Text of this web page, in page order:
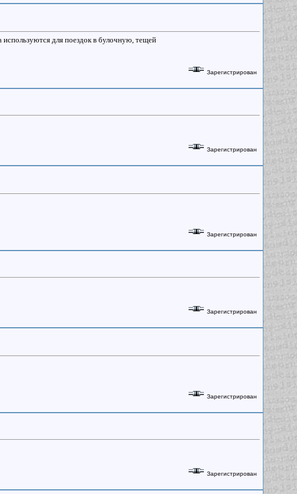
для поездок в булочную, тещей
Зарегистрирован
Зарегистрирован
Зарегистрирован
Зарегистрирован
Зарегистрирован
Зарегистрирован